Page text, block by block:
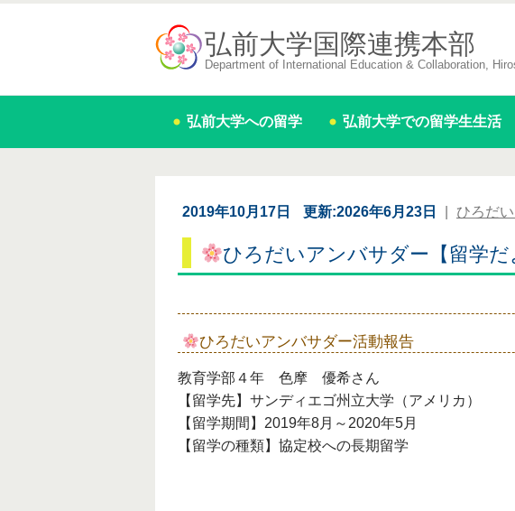
弘前大学国際連携本部
Department of International Education & Collaboration,
弘前大学への留学 弘前大学での留学生生活
2019年10月17日 更新:2026年6月23日 ひろだ
ひろだいアンバサダー【留学
ひろだいアンバサダー活動報告
教育学部４年 色摩 優希さん
【留学先】サンディエゴ州立大学（アメリカ）
【留学期間】2019年8月～2020年5月
【留学の種類】協定校への長期留学